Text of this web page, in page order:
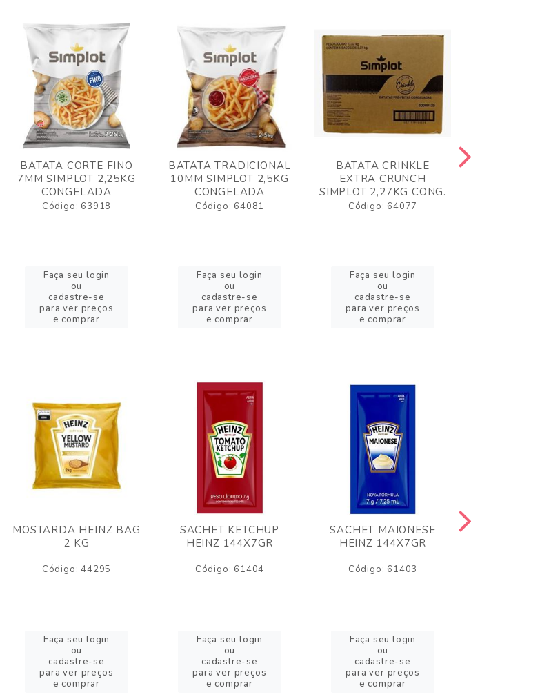
BATATA CORTE FINO
7MM SIMPLOT 2,25KG
CONGELADA
Código: 63918
Faça seu login
ou
cadastre-se
para ver preços
e comprar
BATATA TRADICIONAL
10MM SIMPLOT 2,5KG
CONGELADA
Código: 64081
Faça seu login
ou
cadastre-se
para ver preços
e comprar
BATATA CRINKLE
EXTRA CRUNCH
SIMPLOT 2,27KG CONG.
Código: 64077
Faça seu login
ou
cadastre-se
para ver preços
e comprar
MOSTARDA HEINZ BAG
2 KG
Código: 44295
Faça seu login
ou
cadastre-se
para ver preços
e comprar
SACHET KETCHUP
HEINZ 144X7GR
Código: 61404
Faça seu login
ou
cadastre-se
para ver preços
e comprar
SACHET MAIONESE
HEINZ 144X7GR
Código: 61403
Faça seu login
ou
cadastre-se
para ver preços
e comprar